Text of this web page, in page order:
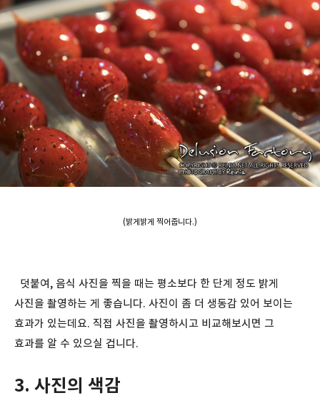
(밝게밝게 찍어줍니다.)
덧붙여, 음식 사진을 찍을 때는 평소보다 한 단계 정도 밝게
사진을 촬영하는 게 좋습니다. 사진이 좀 더 생동감 있어 보이는
효과가 있는데요. 직접 사진을 촬영하시고 비교해보시면 그
효과를 알 수 있으실 겁니다.
3. 사진의 색감